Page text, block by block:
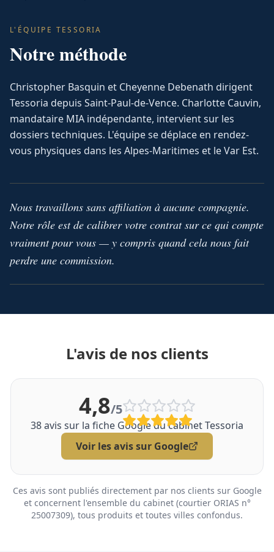
L'ÉQUIPE TESSORIA
Notre méthode
Christopher Basquin et Cheyenne Debenath dirigent
Tessoria depuis Saint-Paul-de-Vence. Charlotte Cauvin,
mandataire MIA indépendante, intervient sur les
dossiers techniques. L'équipe se déplace en rendez-
vous physiques dans les Alpes-Maritimes et le Var Est.
Nous travaillons sans affiliation à aucune compagnie.
Notre rôle est de calibrer votre contrat sur ce qui compte
vraiment pour vous — y compris quand cela nous fait
perdre une commission.
L'avis de nos clients
4,8/5
38avis sur la fiche Google du cabinet Tessoria
Voir les avis sur Google
Ces avis sont publiés directement par nos clients sur Google
et concernent l'ensemble du cabinet (courtier ORIAS n°
25007309), tous produits et toutes villes confondus.